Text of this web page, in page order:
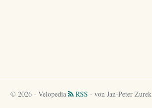
© 2026 - Velopedia RSS - von Jan-Peter Zurek